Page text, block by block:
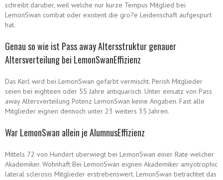
schreibt daruber, weil welche nur kurze Tempus Mitglied bei
LemonSwan combat oder existent die gro?e Leidenschaft aufgespurt
hat.
Genau so wie ist Pass away Altersstruktur genauer
Altersverteilung bei LemonSwanEffizienz
Das Kerl wird bei LemonSwan gefarbt vermischt. Perish Mitglieder
seien bei eighteen oder 55 Jahre antiquarisch. Unter einsatz von Pass
away Altersverteilung Potenz LemonSwan keine Angaben. Fast alle
Mitglieder eignen dennoch unter 23 weiters 35 Jahren.
War LemonSwan allein je AlumnusEffizienz
Mittels 72 von Hundert uberwiegt bei LemonSwan einer Rate welcher
Akademiker. Wohnhaft Bei LemonSwan eignen Akademiker amyotrophic
lateral sclerosis Mitglieder erstrebenswert. LemonSwan betrachtet das